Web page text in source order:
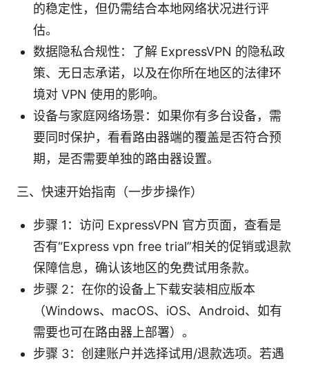
的稳定性，但仍需结合本地网络状况进行评
估。
数据隐私合规性：了解 ExpressVPN 的隐私政
策、无日志承诺，以及在你所在地区的法律环
境对 VPN 使用的影响。
设备与家庭网络场景：如果你有多台设备，需
要同时保护，看看路由器端的覆盖是否符合预
期，是否需要单独的路由器设置。
三、快速开始指南（一步步操作）
步骤 1：访问 ExpressVPN 官方页面，查看是
否有“Express vpn free trial”相关的促销或退款
保障信息，确认该地区的免费试用条款。
步骤 2：在你的设备上下载安装相应版本
（Windows、macOS、iOS、Android、如有
需要也可在路由器上部署）。
步骤 3：创建账户并选择试用/退款选项。若遇